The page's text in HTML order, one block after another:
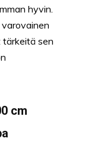
hyvin.
tärkeitä sen
cm